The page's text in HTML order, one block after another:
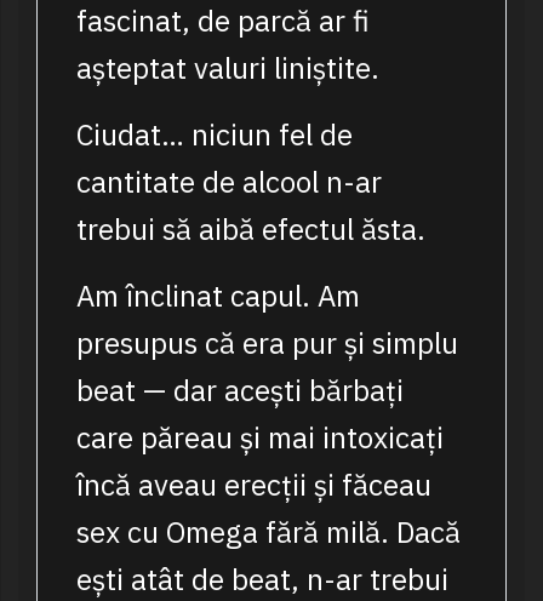
fascinat, de parcă ar fi
așteptat valuri liniștite.
Ciudat… niciun fel de
cantitate de alcool n-ar
trebui să aibă efectul ăsta.
Am înclinat capul. Am
presupus că era pur și simplu
beat — dar acești bărbați
care păreau și mai intoxicați
încă aveau erecții și făceau
sex cu Omega fără milă. Dacă
ești atât de beat, n-ar trebui